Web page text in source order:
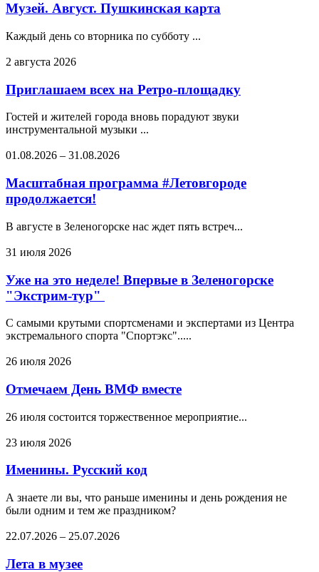
Музей. Август. Пушкинская карта
Каждый день со вторника по субботу ...
2 августа 2026
Приглашаем всех на Ретро-площадку
Гостей и жителей города вновь порадуют звуки
инструментальной музыки ...
01.08.2026 – 31.08.2026
Масштабная программа #Летовгороде
продолжается!
В августе в Зеленогорске нас ждет пять встреч...
31 июля 2026
Уже на это неделе! Впервые в Зеленогорске
"Экстрим-тур"
С самыми крутыми спортсменами и экспертами из Центра
экстремального спорта "Спортэкс".....
26 июля 2026
Отмечаем День ВМФ вместе
26 июля состоится торжественное мероприятие...
23 июля 2026
Именины. Русский код
А знаете ли вы, что раньше именины и день рождения не
были одним и тем же праздником?
22.07.2026 – 25.07.2026
Лета в музее